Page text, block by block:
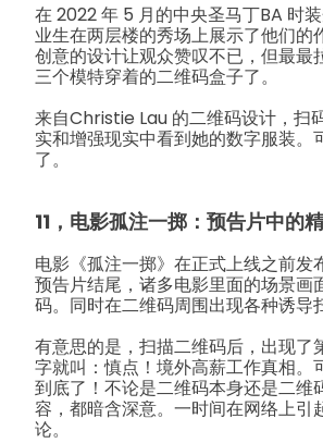
在 2022 年 5 月的中央圣马丁BA 时
业生在两层楼的秀场上展示了他们的
创意的设计让观众赞叹不已，但最最
三个模特穿着的二维码盒子了。
来自Christie Lau 的二维码设计，扫
实和增强现实中看到她的数字服装。
了。
11，电影孤注一掷：预告片中的
电影《孤注一掷》在正式上线之前发
预告片结尾，诸多电影里面的场景画
码。同时在二维码周围出现各种诱导
有意思的是，扫描二维码后，出现了
字就叫：慎点！境外高薪工作真相。
到底了！不论是二维码本身还是二维
容，都暗含深意。一时间在网络上引
论。